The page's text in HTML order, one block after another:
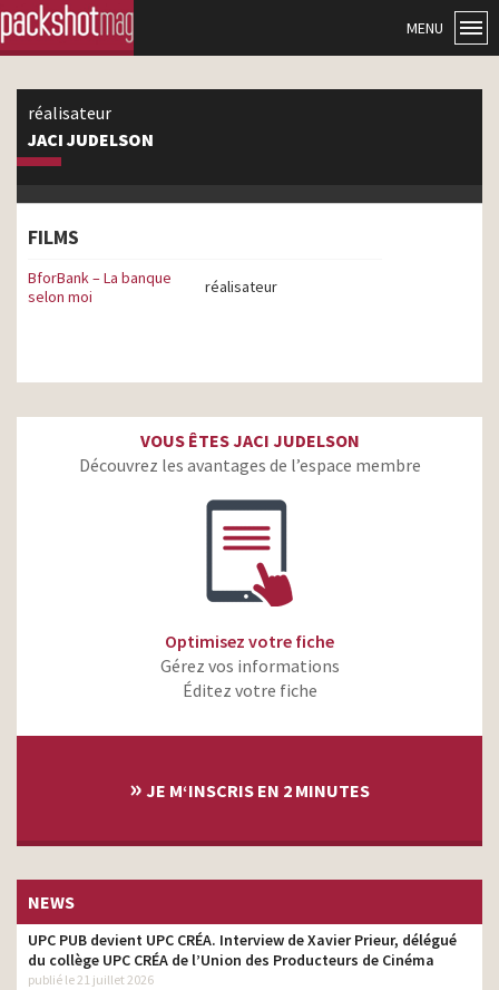
MENU
réalisateur
JACI JUDELSON
FILMS
BforBank – La banque
selon moi
réalisateur
VOUS ÊTES JACI JUDELSON
Découvrez les avantages de l’espace membre
Optimisez votre fiche
Gérez vos informations
Éditez votre fiche
» JE M‘INSCRIS EN 2 MINUTES
NEWS
UPC PUB devient UPC CRÉA. Interview de Xavier Prieur, délégué
du collège UPC CRÉA de l’Union des Producteurs de Cinéma
publié le 21 juillet 2026